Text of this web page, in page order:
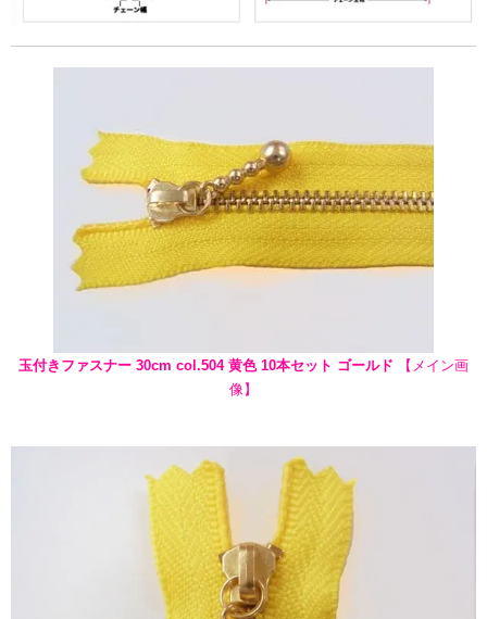
玉付きファスナー 30cm col.504 黄色 10本セット ゴールド 【メイン画
像】